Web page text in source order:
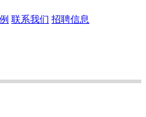
联系我们 招聘信息